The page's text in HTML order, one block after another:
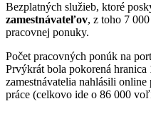
Bezplatných služieb, ktoré
zamestnávateľov, z toho 7
pracovnej ponuky.
Počet pracovných ponúk na
Prvýkrát bola pokorená hranica
zamestnávatelia nahlásili
práce (celkovo ide o 86 000